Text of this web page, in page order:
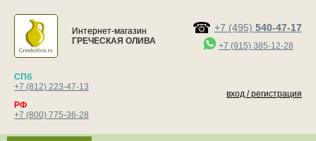
Интернет-магазин
ГРЕЧЕСКАЯ ОЛИВА
+7 (495) 540-47-17
+7 (915) 385-12-28
СПб
+7 (812) 223-47-13
РФ
+7 (800) 775-36-28
вход / регистрация